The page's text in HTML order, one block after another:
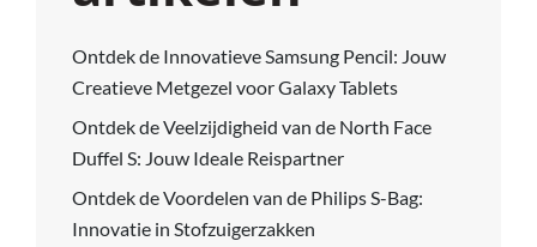
Ontdek de Innovatieve Samsung Pencil: Jouw
Creatieve Metgezel voor Galaxy Tablets
Ontdek de Veelzijdigheid van de North Face
Duffel S: Jouw Ideale Reispartner
Ontdek de Voordelen van de Philips S-Bag:
Innovatie in Stofzuigerzakken